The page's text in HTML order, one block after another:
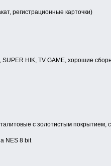
регистрационные карточки)
HIK, TV GAME, хорошие
с золотистым
NES 8 bit